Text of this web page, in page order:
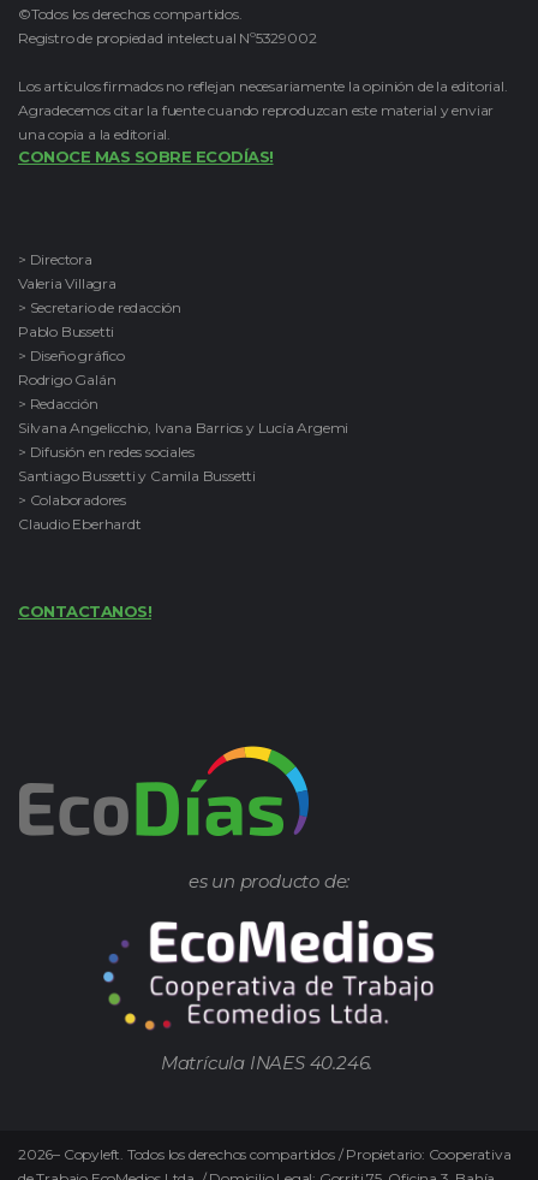
©Todos los derechos compartidos.
Registro de propiedad intelectual Nº5329002
Los artículos firmados no reflejan necesariamente la opinión de la editorial.
Agradecemos citar la fuente cuando reproduzcan este material y enviar
una copia a la editorial.
CONOCE MAS SOBRE ECODÍAS!
> Directora
Valeria Villagra
> Secretario de redacción
Pablo Bussetti
> Diseño gráfico
Rodrigo Galán
> Redacción
Silvana Angelicchio, Ivana Barrios y Lucía Argemi
> Difusión en redes sociales
Santiago Bussetti y Camila Bussetti
> Colaboradores
Claudio Eberhardt
CONTACTANOS!
es un producto de:
Matrícula INAES 40.246.
2026– Copyleft. Todos los derechos compartidos / Propietario: Cooperativa